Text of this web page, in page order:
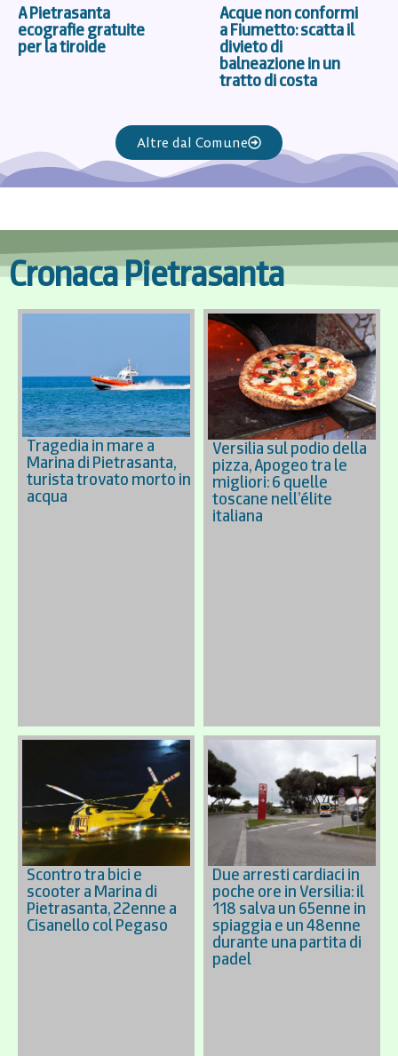
A Pietrasanta
ecografie gratuite
per la tiroide
Acque non conformi
a Fiumetto: scatta il
divieto di
balneazione in un
tratto di costa
Altre dal Comune
Cronaca Pietrasanta
Tragedia in mare a
Marina di Pietrasanta,
turista trovato morto in
acqua
Versilia sul podio della
pizza, Apogeo tra le
migliori: 6 quelle
toscane nell’élite
italiana
Scontro tra bici e
scooter a Marina di
Pietrasanta, 22enne a
Cisanello col Pegaso
Due arresti cardiaci in
poche ore in Versilia: il
118 salva un 65enne in
spiaggia e un 48enne
durante una partita di
padel